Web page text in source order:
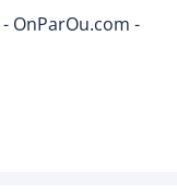
OnParOu.com -